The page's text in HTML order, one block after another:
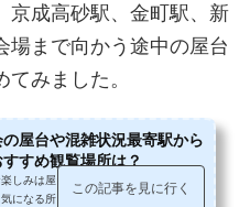
京成高砂駅、金町駅、新
場まで向かう途中の屋台
みました。
屋台や混雑状況最寄駅から
すめ観覧場所は？
しみは屋台などの出店。また、混雑状
になる所。葛飾納涼花火大会の屋台や
この記事を見に行く